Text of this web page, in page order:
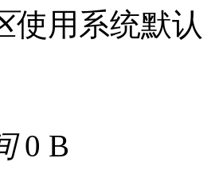
使用系统默认
0 B